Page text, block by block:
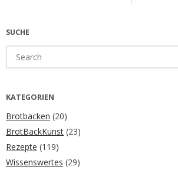
SUCHE
for:
KATEGORIEN
Brotbacken (20)
BrotBackKunst (23)
Rezepte (119)
Wissenswertes (29)